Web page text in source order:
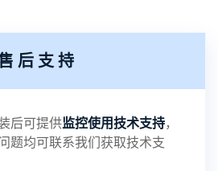
务器相册照片文件夹路径问题
线设置云储存对方微信聊天记
后支持
后可提供监控使用技术支持，
题均可联系我们获取技术支